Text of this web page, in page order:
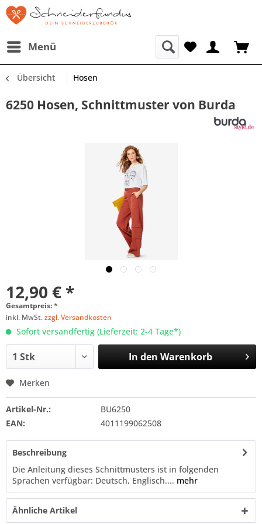
Menü
Übersicht Hosen
6250 Hosen, Schnittmuster von Burda
12,90 € *
Gesamtpreis:*
inkl. MwSt.zzgl. Versandkosten
Sofort versandfertig (Lieferzeit: 2-4 Tage*)
In den Warenkorb
Merken
Artikel-Nr.:
BU6250
EAN:
4011199062508
Beschreibung
Die Anleitung dieses Schnittmusters ist in folgenden
Sprachen verfügbar: Deutsch, Englisch.... mehr
Ähnliche Artikel